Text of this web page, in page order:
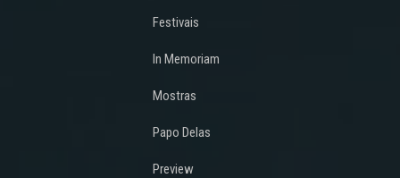
Festivais
In Memoriam
Mostras
Papo Delas
Preview